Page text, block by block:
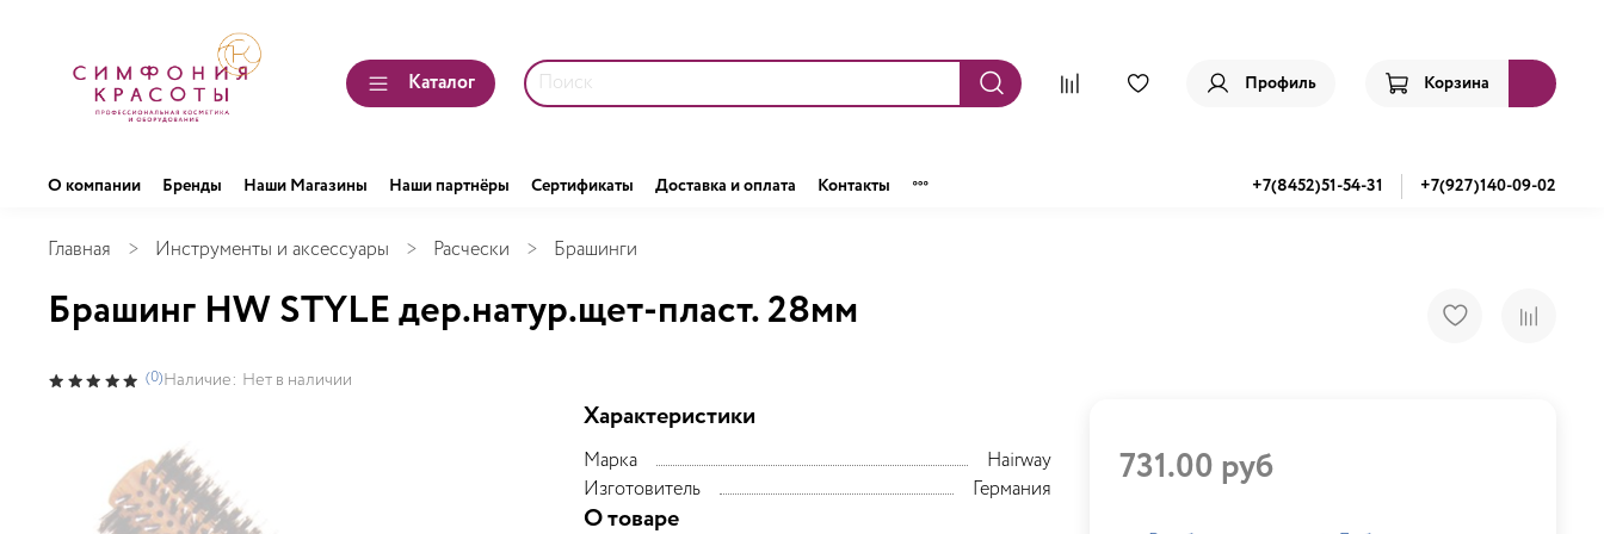
Каталог Профиль Корзина
О компании Бренды Наши Магазины Наши партнёры Сертификаты Доставка и оплата Контакты +7(8452)51-54-31 +7(927)140-09-02
Главная Инструменты и аксессуары Расчески Брашинги
Брашинг HW STYLE дер.натур.щет-пласт. 28мм
(0)Наличие: Нет в наличии
Характеристики
Марка
Hairway
Изготовитель
Германия
О товаре
731.00 руб